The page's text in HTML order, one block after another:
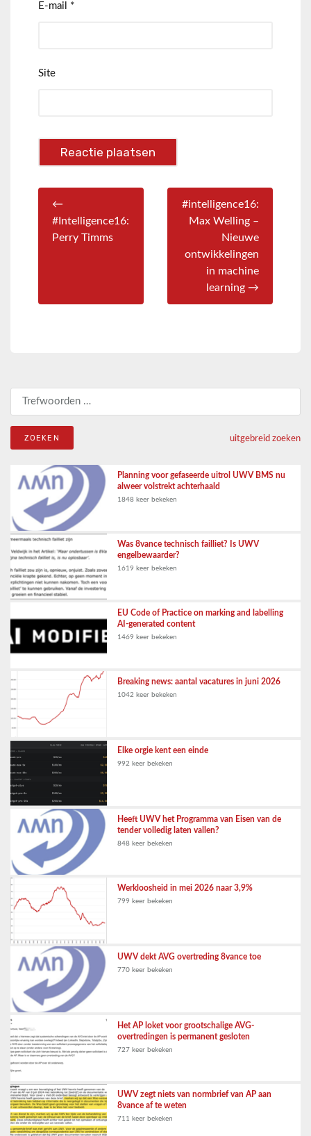
E-mail *
Site
←
#Intelligence16:
Perry Timms
#intelligence16:
Max Welling –
Nieuwe
ontwikkelingen
in machine
learning →
Zoeken naar:
uitgebreid zoeken
Planning voor gefaseerde uitrol UWV BMS nu
alweer volstrekt achterhaald
1848 keer bekeken
Was 8vance technisch failliet? Is UWV
engelbewaarder?
1619 keer bekeken
EU Code of Practice on marking and labelling
AI-generated content
1469 keer bekeken
Breaking news: aantal vacatures in juni 2026
1042 keer bekeken
Elke orgie kent een einde
992 keer bekeken
Heeft UWV het Programma van Eisen van de
tender volledig laten vallen?
848 keer bekeken
Werkloosheid in mei 2026 naar 3,9%
799 keer bekeken
UWV dekt AVG overtreding 8vance toe
770 keer bekeken
Het AP loket voor grootschalige AVG-
overtredingen is permanent gesloten
727 keer bekeken
UWV zegt niets van normbrief van AP aan
8vance af te weten
711 keer bekeken